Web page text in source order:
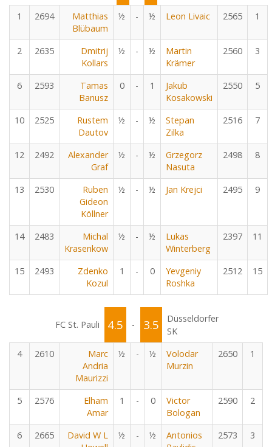
1 2694
Matthias
Blübaum
½ - ½ Leon Livaic 2565 1
2 2635
Dmitrij
Kollars
½ - ½
Martin
Krämer
2560 3
6 2593
Tamas
Banusz
0 - 1
Jakub
Kosakowski
2550 5
10 2525
Rustem
Dautov
½ - ½
Stepan
Zilka
2516 7
12 2492
Alexander
Graf
½ - ½
Grzegorz
Nasuta
2498 8
13 2530
Ruben
Gideon
Köllner
½ - ½ Jan Krejci 2495 9
14 2483
Michal
Krasenkow
½ - ½
Lukas
Winterberg
2397 11
15 2493
Zdenko
Kozul
1 - 0
Yevgeniy
Roshka
2512 15
FC St. Pauli 4.5 - 3.5
Düsseldorfer
SK
4
2610
Marc
Andria
Maurizzi
½ - ½
Volodar
Murzin
2650 1
5 2576
Elham
Amar
1 - 0
Victor
Bologan
2590 2
6 2665
David W L
½ - ½
Antonios
2573 3